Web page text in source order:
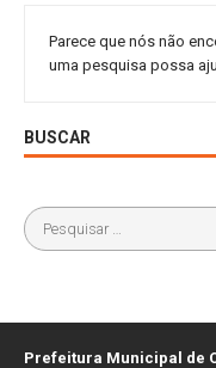
Parece que nós não
uma pesquisa possa
BUSCAR
Prefeitura Municipal de